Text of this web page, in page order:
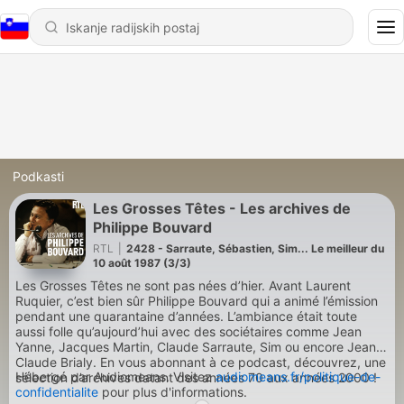
Podkasti
Les Grosses Têtes - Les archives de
Philippe Bouvard
RTL
2428 - Sarraute, Sébastien, Sim... Le meilleur du
10 août 1987 (3/3)
Les Grosses Têtes ne sont pas nées d’hier. Avant Laurent
Ruquier, c’est bien sûr Philippe Bouvard qui a animé l’émission
pendant une quarantaine d’années. L’ambiance était toute
aussi folle qu’aujourd’hui avec des sociétaires comme Jean
Yanne, Jacques Martin, Claude Sarraute, Sim ou encore Jean-
Claude Brialy. En vous abonnant à ce podcast, découvrez, une
sélection d’archives datant des années 70 aux années 2000 !
Hébergé par Audiomeans. Visitezaudiomeans.fr/politique-de-
confidentialite pour plus d'informations.